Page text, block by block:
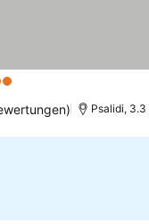
Psalidi, 3.3